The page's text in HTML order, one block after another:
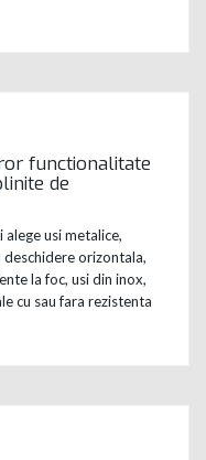
functionalitate
de
usi metalice,
orizontala,
la foc, usi din inox,
cu sau fara rezistenta